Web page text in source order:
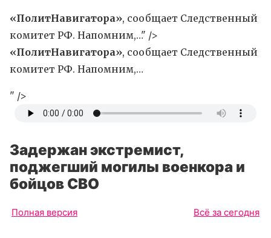
«ПолитНавигатора», сообщает Следственный
комитет РФ. Напомним,…" />
«ПолитНавигатора», сообщает Следственный
комитет РФ. Напомним,…
" />
Задержан экстремист,
поджегший могилы военкора и
бойцов СВО
Полная версия Всё за сегодня